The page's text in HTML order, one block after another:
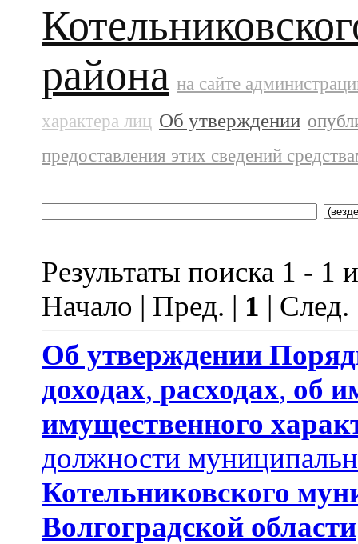
района на сайте
характера лиц Об утверждении
предоставления этих сведений
Результаты поиска 1 - 1
Начало | Пред. | 1 |
Об утверждении
доходах, расходах, об
имущественного
должности
Котельниковского
Волгоградской области